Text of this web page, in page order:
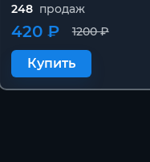
248 продаж
1200 ₽
420 ₽
Купить